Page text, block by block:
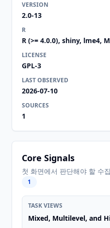
VERSION
2.0-13
R
R (>= 4.0.0), shiny, lme4,
LICENSE
GPL-3
LAST OBSERVED
2026-07-10
SOURCES
1
Core Signals
첫 화면에서 판단해야 할 수
1
TASK VIEWS
Mixed, Multilevel, and